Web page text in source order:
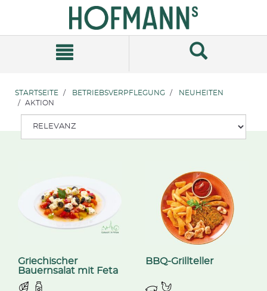
Navigationsmenü
STARTSEITE BETRIEBSVERPFLEGUNG
NEUHEITEN
AKTION
Griechischer
Bauernsalat mit Feta
BBQ-Grillteller